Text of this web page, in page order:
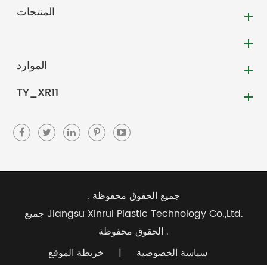
المنتجات
الموارد
TY_XR11
جميع الحقوق محفوظة .
Jiangsu Xinrui Plastic Technology Co.,Ltd. جميع
الحقوق محفوظة .
خريطة الموقع
| سياسة الخصوصية